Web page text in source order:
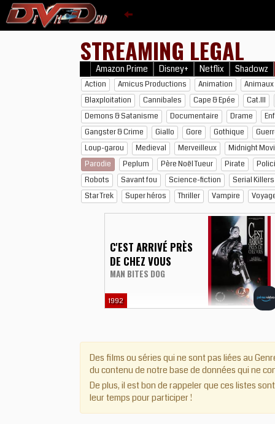
STREAMING LEGAL
Amazon Prime Disney+ Netflix Shadowz
Action Amicus Productions Animation
Blaxploitation
Cannibales Cape & Epée
Cat.III
Demons & Satanisme
Documentaire Drame
Gangster & Crime
Giallo Gore Gothique
Loup-garou
Medieval Merveilleux
Midnight
Parodie
Peplum Père Noël Tueur Pirate
Robots
Savant fou Science-fiction
Serial Killers
Star Trek
Super héros Thriller Vampire
C'EST ARRIVÉ PRÈS
DE CHEZ VOUS
MAN BITES DOG
1992
Des films ou séries qui ne sont pas liées au
du contenu de notre base de données qui ne
De plus, il est bon de rappeler que ces listes
leur temps pour participer !